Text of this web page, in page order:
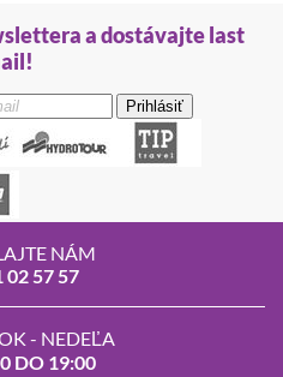
a dostávajte last
Prihlásiť
NÁM
02 57 57
- NEDEĽA
DO 19:00